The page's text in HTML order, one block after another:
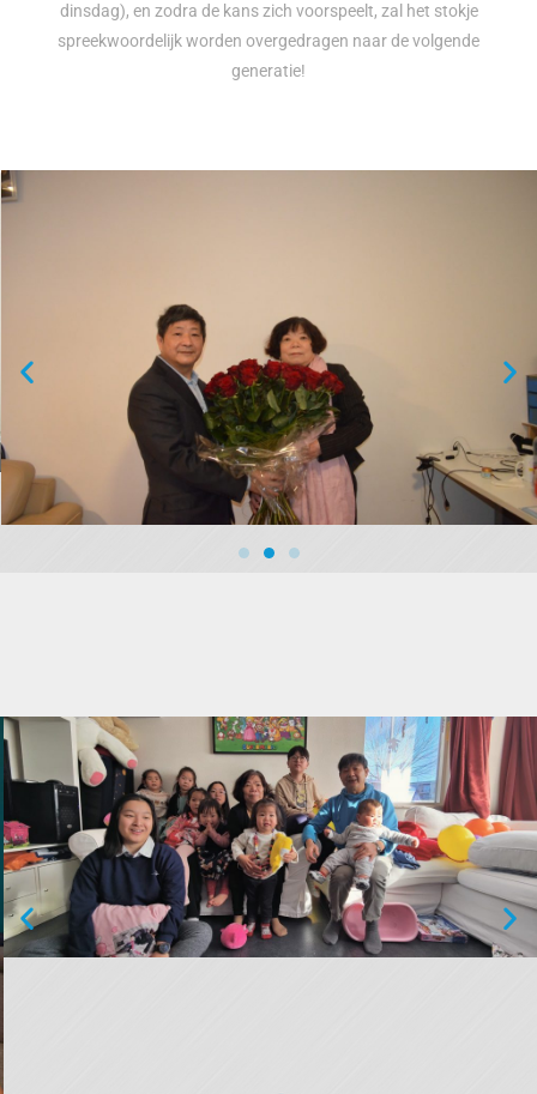
dinsdag), en zodra de kans zich voorspeelt, zal het stokje
spreekwoordelijk worden overgedragen naar de volgende
generatie!